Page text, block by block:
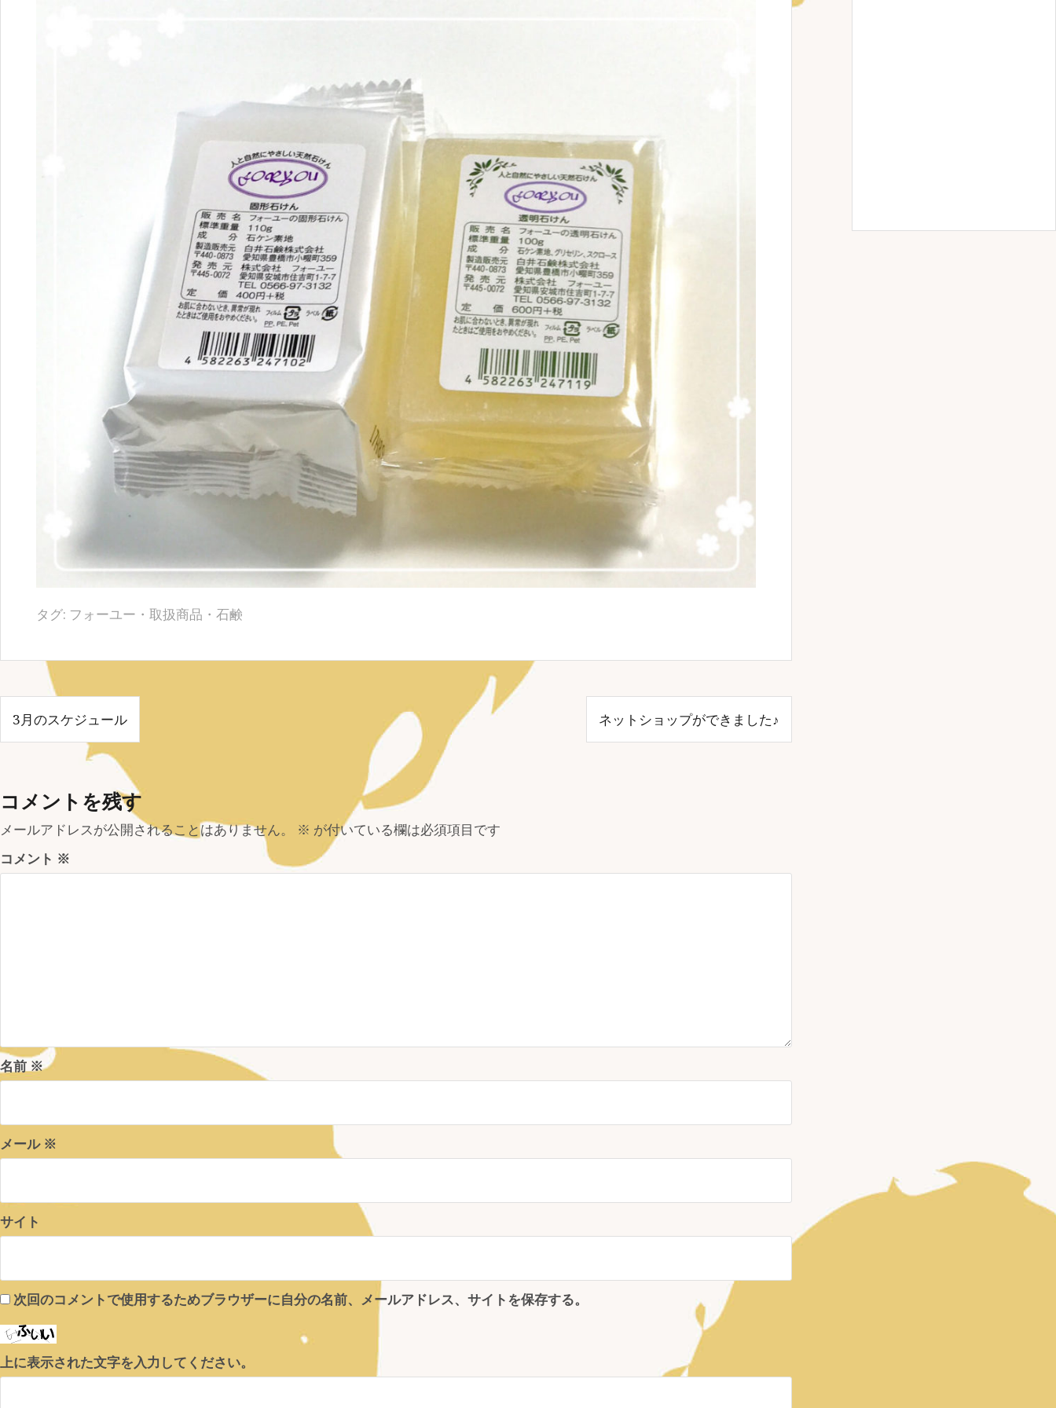
タグ: フォーユー ・ 取扱商品 ・ 石鹸
投
稿
ビ
ゲ
ー
3月のスケジュール ネットショップができました♪
コメントを残す
メールアドレスが公開されることはありません。 ※ が付いている欄は必須項目です
コメント ※
名前 ※
メール ※
サイト
次回のコメントで使用するためブラウザーに自分の名前、メールアドレス、サイトを保存する。
上に表示された文字を入力してください。